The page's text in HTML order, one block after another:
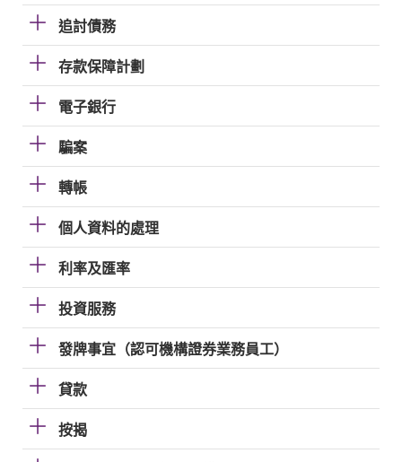
追討債務
存款保障計劃
電子銀行
騙案
轉帳
個人資料的處理
利率及匯率
投資服務
發牌事宜（認可機構證券業務員工）
貸款
按揭